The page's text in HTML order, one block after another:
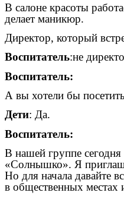
В салоне красоты
делает маникюр.
Директор, который
Воспитатель:не
Воспитатель:
А вы хотели бы
Дети: Да.
Воспитатель:
В нашей группе сегодня
«Солнышко». Я
Но для начала давайте
в общественных местах